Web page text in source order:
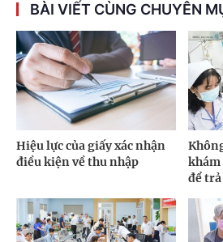
BÀI VIẾT CÙNG CHUYÊN
Hiệu lực của giấy xác nhận
điều kiện về thu nhập
khám
để